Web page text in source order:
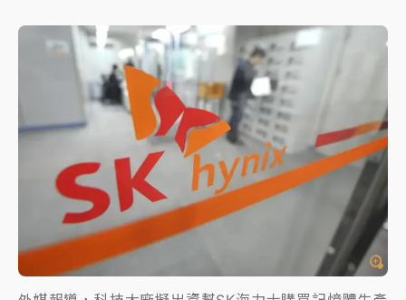
暑假過三周才推「E宿新北打卡趣」！抽獎程序複雜 觀
旅局回應了
中信慈善基金會想增加董事人數！辜仲諒向法院聲請遭
駁 理由曝光
故宮《龍藏經》特展第2檔！今線上預約開賣一度塞車
周六起展出延長至晚上7時
台東農業處長涉圖利渡假村！東檢抗告成功 今重開羈
父親節泡湯了！中颱白海豚雨彈轟3天 「紅到發紫」降
雨熱區曝